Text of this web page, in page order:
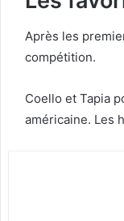
Après les
compétition.
Coello et Tapia
américaine. Les